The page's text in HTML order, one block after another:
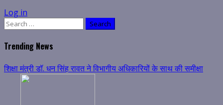
Log in
Search
Trending News
शिक्षा मंत्री डॉ. धन सिंह रावत ने विभागीय अधिकारियों के साथ की समीक्षा